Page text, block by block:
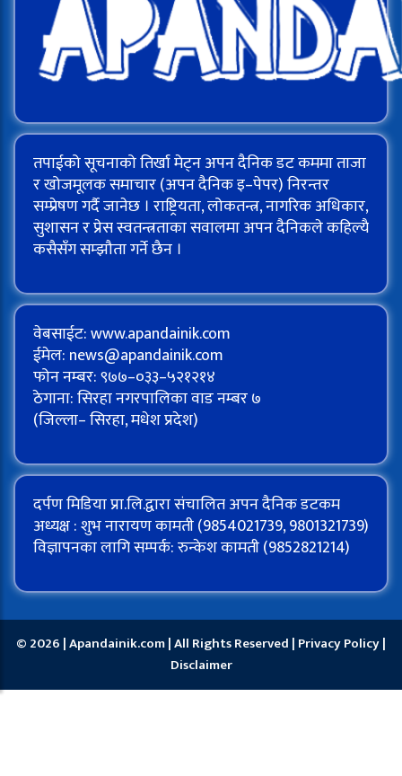
तपाईको सूचनाको तिर्खा मेट्न अपन दैनिक डट कममा ताजा
र खोजमूलक समाचार (अपन दैनिक इ–पेपर) निरन्तर
सम्प्रेषण गर्दै जानेछ । राष्ट्रियता, लोकतन्त्र, नागरिक अधिकार,
सुशासन र प्रेस स्वतन्त्रताका सवालमा अपन दैनिकले कहिल्यै
कसैसँग सम्झौता गर्ने छैन ।
वेबसाईट: www.apandainik.com
ईमेल: news@apandainik.com
फोन नम्बर: ९७७–०३३–५२१२१४
ठेगाना: सिरहा नगरपालिका वाड नम्बर ७
(जिल्ला– सिरहा, मधेश प्रदेश)
दर्पण मिडिया प्रा.लि.द्वारा संचालित अपन दैनिक डटकम
अध्यक्ष : शुभ नारायण कामती (9854021739, 9801321739)
विज्ञापनका लागि सम्पर्क: रुन्केश कामती (9852821214)
© 2026 | Apandainik.com | All Rights Reserved | Privacy Policy|
Disclaimer